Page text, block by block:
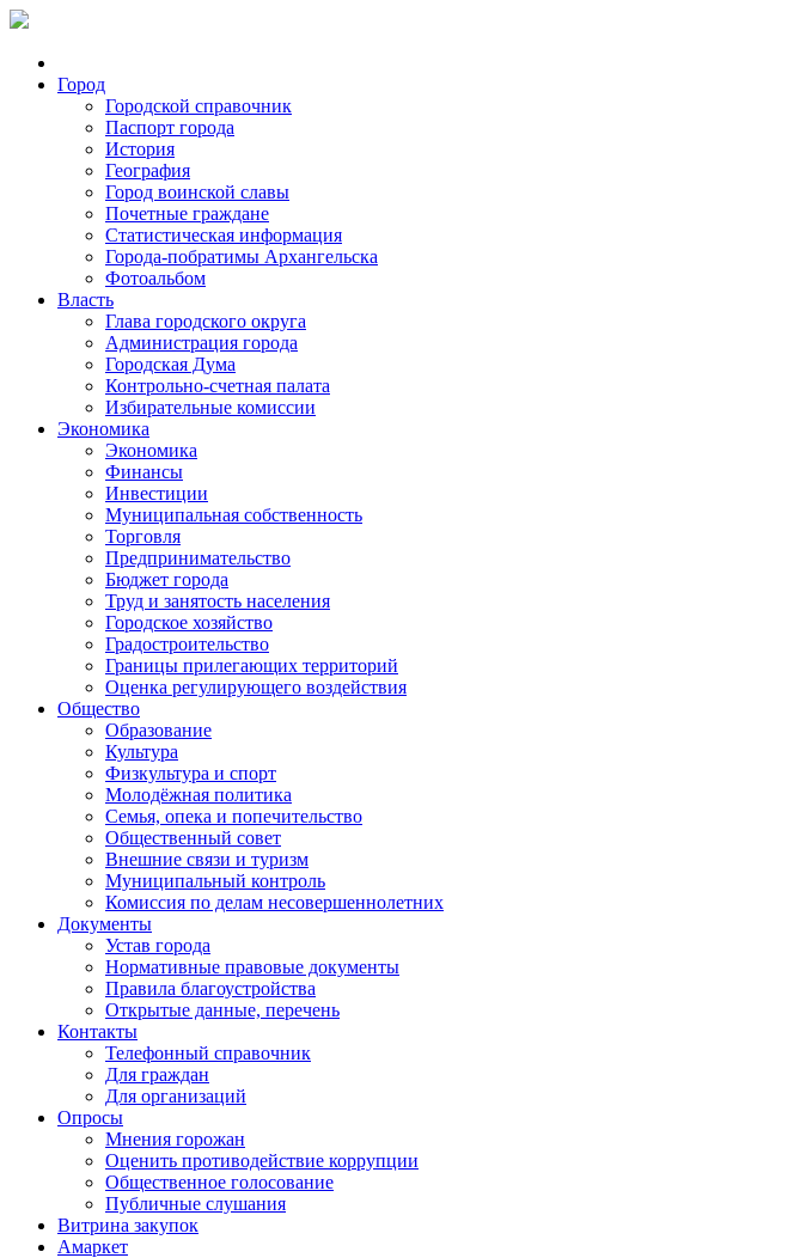
Город
Городской справочник
Паспорт города
История
География
Город воинской славы
Почетные граждане
Статистическая информация
Города-побратимы Архангельска
Фотоальбом
Власть
Глава городского округа
Администрация города
Городская Дума
Контрольно-счетная палата
Избирательные комиссии
Экономика
Экономика
Финансы
Инвестиции
Муниципальная собственность
Торговля
Предпринимательство
Бюджет города
Труд и занятость населения
Городское хозяйство
Градостроительство
Границы прилегающих территорий
Оценка регулирующего воздействия
Общество
Образование
Культура
Физкультура и спорт
Молодёжная политика
Семья, опека и попечительство
Общественный совет
Внешние связи и туризм
Муниципальный контроль
Комиссия по делам несовершеннолетних
Документы
Устав города
Нормативные правовые документы
Правила благоустройства
Открытые данные, перечень
Контакты
Телефонный справочник
Для граждан
Для организаций
Опросы
Мнения горожан
Оценить противодействие коррупции
Общественное голосование
Публичные слушания
Витрина закупок
Амаркет